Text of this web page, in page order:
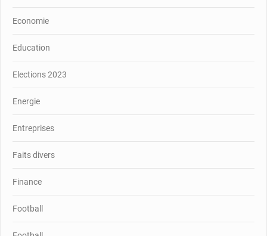
Economie
Education
Elections 2023
Energie
Entreprises
Faits divers
Finance
Football